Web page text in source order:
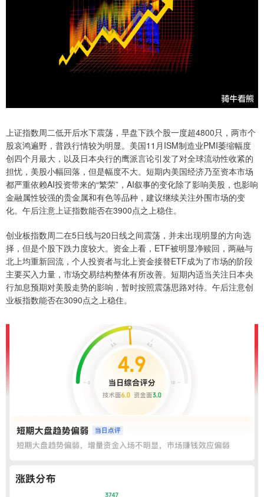
上证指数周二低开后水下震荡，早盘下跌个股一度超4800只，两市个
股哀鸿遍野，普跌行情较为明显。美国11月ISM制造业PMI萎缩幅度
创四个月最大，以及日本央行的鹰派言论引发了对全球流动性收紧的
担忧，美股小幅回落，但是幅度不大。短期内美国经济乃至资本市场
都严重依赖AI投资带来的“繁荣”，AI叙事的变化除了影响美股，也影响
金融属性较强的贵金属和有色等品种，建议继续关注外围市场的变
化。午后注意上证指数能否在3900点之上稳住。
创业板指数周二在5日线与20日线之间震荡，并未出现明显的方向选
择，但是个股下跌力度较大。资金上看，ETF被明显净赎回，两融与
北上均重新回流，个人投资者与北上资金接替ETF成为了市场的阶段
主要买入力量，市场交易结构整体有所改善。短期内适当关注日本央
行加息预期对美股走势的影响，暂时按照震荡思路对待。午后注意创
业板指数能否在3090点之上稳住。